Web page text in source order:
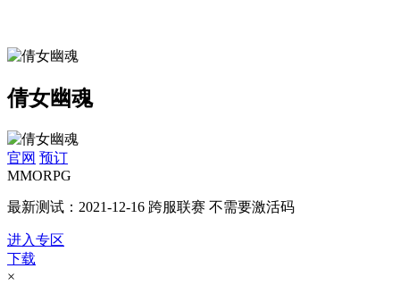
倩女幽魂
官网 预订
MMORPG
最新测试：2021-12-16 跨服联赛 不需要激活码
进入专区
下载
×